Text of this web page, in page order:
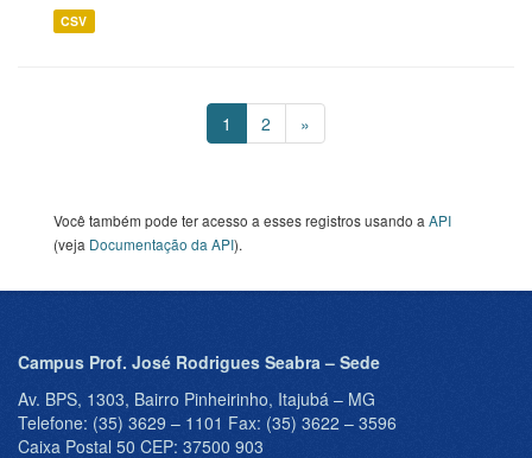
CSV
1 2 »
Você também pode ter acesso a esses registros usando a API
(veja Documentação da API).
Campus Prof. José Rodrigues Seabra – Sede
Av. BPS, 1303, Bairro Pinheirinho, Itajubá – MG
Telefone: (35) 3629 – 1101 Fax: (35) 3622 – 3596
Caixa Postal 50 CEP: 37500 903